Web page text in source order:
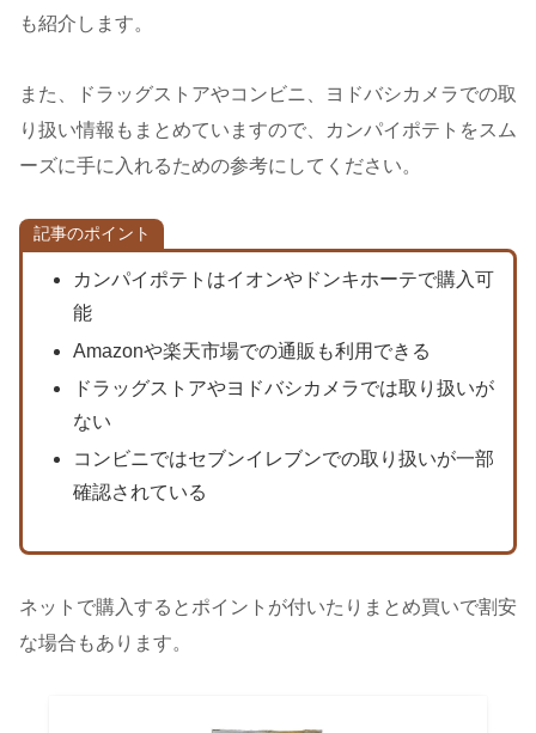
も紹介します。
また、ドラッグストアやコンビニ、ヨドバシカメラでの取
り扱い情報もまとめていますので、カンパイポテトをスム
ーズに手に入れるための参考にしてください。
記事のポイント
カンパイポテトはイオンやドンキホーテで購入可
能
Amazonや楽天市場での通販も利用できる
ドラッグストアやヨドバシカメラでは取り扱いが
ない
コンビニではセブンイレブンでの取り扱いが一部
確認されている
ネットで購入するとポイントが付いたりまとめ買いで割安
な場合もあります。